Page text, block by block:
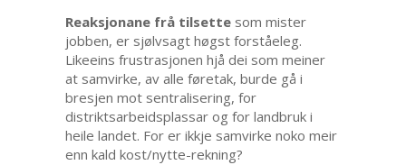
Reaksjonane frå tilsette som mister
jobben, er sjølvsagt høgst forståeleg.
Likeeins frustrasjonen hjå dei som meiner
at samvirke, av alle føretak, burde gå i
bresjen mot sentralisering, for
distriktsarbeidsplassar og for landbruk i
heile landet. For er ikkje samvirke noko meir
enn kald kost/nytte-rekning?